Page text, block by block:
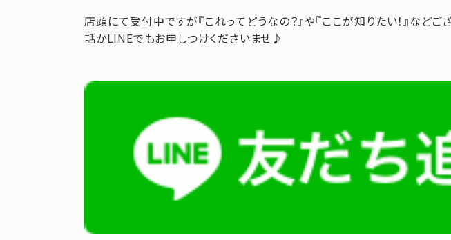
店頭にて受付中ですが『これってどうなの？』や『ここが知りたい！』など
話かLINEでもお申しつけくださいませ♪